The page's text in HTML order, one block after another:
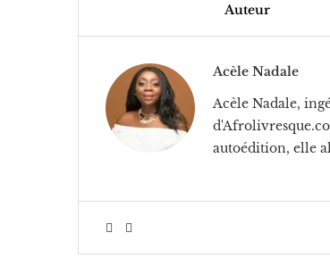
Auteur
Acèle Nadale
Acèle Nadale,
autoédition, elle